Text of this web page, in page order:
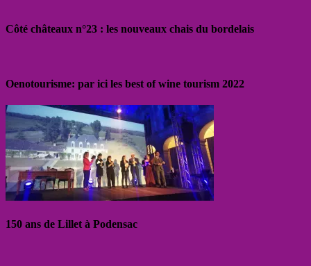
Côté châteaux n°23 : les nouveaux chais du bordelais
Oenotourisme: par ici les best of wine tourism 2022
150 ans de Lillet à Podensac